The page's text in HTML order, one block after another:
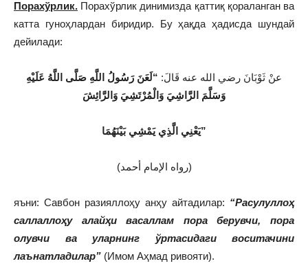
Порахўрлик. Порахўрлик динимизда қаттиқ қораланган ва
катта гуноҳлардан биридир. Бу ҳақда ҳадисда шундай
дейилади:
عنْ ثَوْبَانَ رضي الله عنه قَالَ: “لَعَنَ رَسُولُ اللَّهِ صَلَّى اللَّهُ عَلَيْهِ
وَسَلَّمَ الرَّاشِيَ وَالْمُرْتَشِيَ وَالرَّائِشَ
يَعْنِي الَّذِي يَمْشِي بَيْنَهُمَا”
(رواه الإمام أحمد)
яъни: Савбон разияллоҳу анҳу айтадилар: “Расулуллоҳ
саллаллоҳу алайҳи васаллам пора берувчи, пора
олувчи ва уларнинг ўртасидаги воситачини
лаънатладилар” (Имом Аҳмад ривояти).